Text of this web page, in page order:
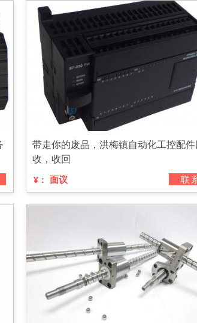
带走你的废品，洪梅镇自动化工控配
收，收回
¥： 面议 联